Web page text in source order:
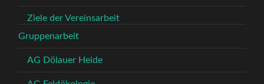
Ziele der Vereinsarbeit
Gruppenarbeit
AG Dölauer Heide